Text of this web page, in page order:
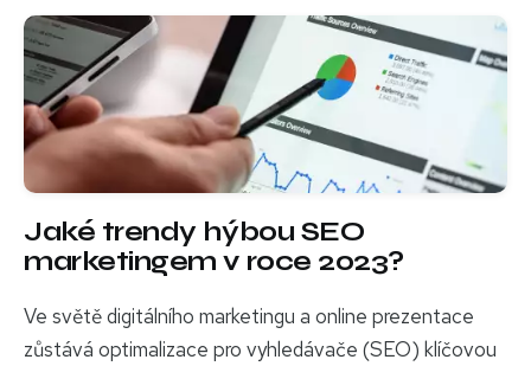
Jaké trendy hýbou SEO
marketingem v roce 2023?
Ve světě digitálního marketingu a online prezentace
zůstává optimalizace pro vyhledávače (SEO) klíčovou